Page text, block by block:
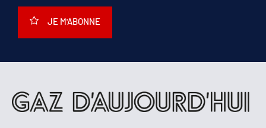
JE M'ABONNE